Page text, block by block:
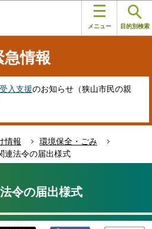
メニュー 目的別検索
急情報
入支援のお知らせ（狭山市民の親
情報
環境保全・ごみ
連法令の届出様式
令の届出様式